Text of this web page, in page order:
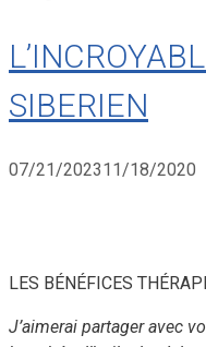
SIBERIEN
07/21/202311/18/2020
LES BÉNÉFICES
J’aimerai partager avec